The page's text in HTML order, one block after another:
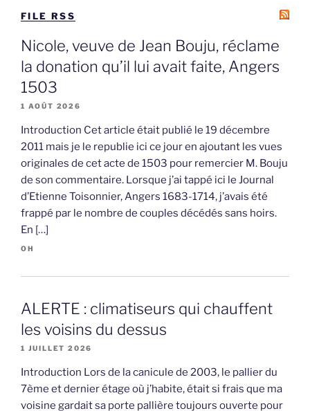
FILE RSS
Nicole, veuve de Jean Bouju, réclame
la donation qu’il lui avait faite, Angers
1503
1 AOÛT 2026
Introduction Cet article était publié le 19 décembre
2011 mais je le republie ici ce jour en ajoutant les vues
originales de cet acte de 1503 pour remercier M. Bouju
de son commentaire. Lorsque j’ai tappé ici le Journal
d’Etienne Toisonnier, Angers 1683-1714, j’avais été
frappé par le nombre de couples décédés sans hoirs.
En […]
OH
ALERTE : climatiseurs qui chauffent
les voisins du dessus
1 JUILLET 2026
Introduction Lors de la canicule de 2003, le pallier du
7ème et dernier étage où j’habite, était si frais que ma
voisine gardait sa porte pallière toujours ouverte pour